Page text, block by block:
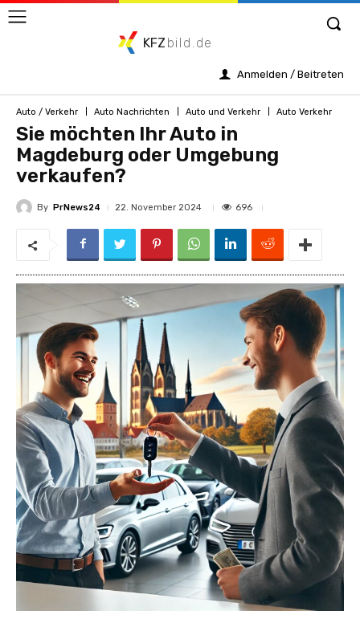
KFZ bild.de
Anmelden / Beitreten
Auto / Verkehr Auto Nachrichten Auto und Verkehr Auto Verkehr
Sie möchten Ihr Auto in
Magdeburg oder Umgebung
verkaufen?
By PrNews24 22. November 2024 696